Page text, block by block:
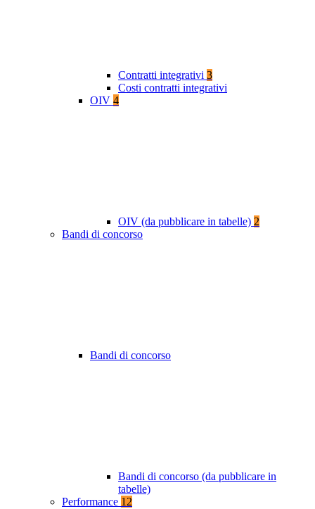
Contratti integrativi 3
Costi contratti integrativi
OIV 4
OIV (da pubblicare in tabelle) 2
Bandi di concorso
Bandi di concorso
Bandi di concorso (da pubblicare in
tabelle)
Performance 12